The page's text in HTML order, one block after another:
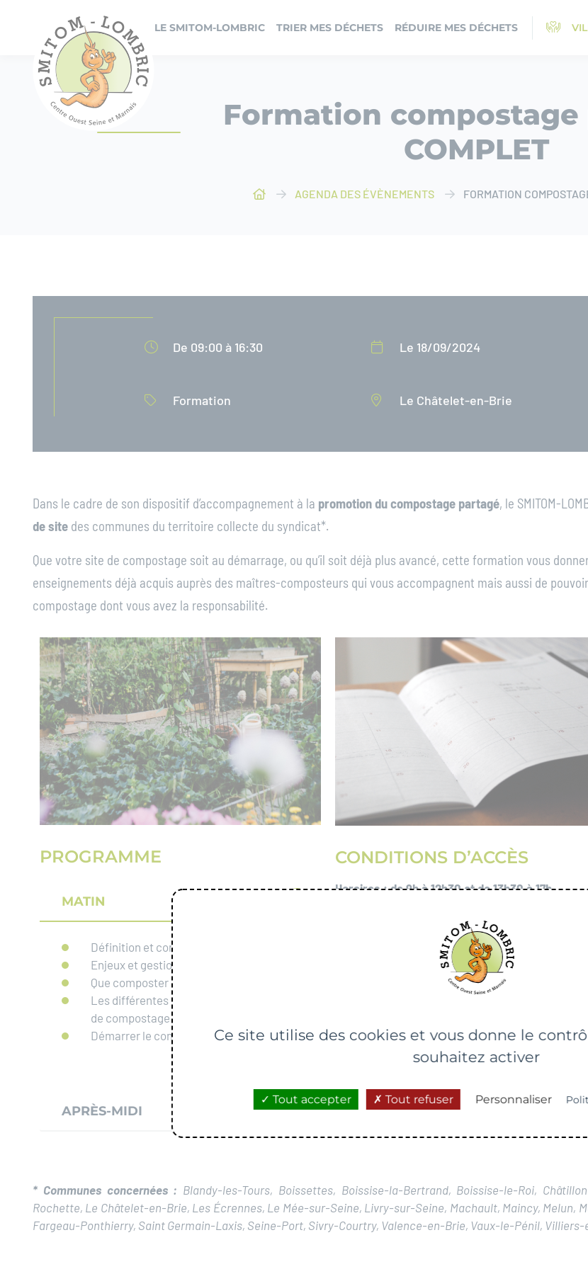
LE SMITOM-LOMBRIC TRIER MES DÉCHETS RÉDUIRE MES DÉCHETS
Formation compostage
COMPLET
AGENDA DES ÉVÈNEMENTS FORMATION
De 09:00 à 16:30
Formation
Le 18/09/2024
Le Châtelet-en-Brie
Dans le cadre de son dispositif d’accompagnement à la promotion du compostage partagé, le SMITOM-
de site des communes du territoire collecte du syndicat*.
Que votre site de compostage soit au démarrage, ou qu’il soit déjà plus avancé, cette formation vous
enseignements déjà acquis auprès des maîtres-composteurs qui vous accompagnent mais aussi de
compostage dont vous avez la responsabilité.
PROGRAMME
MATIN
Définition et contexte
Enjeux et gestion
Que composter
Les différentes méthodes et matériels
de compostage
Démarrer le compostage
APRÈS-MIDI
CONDITIONS D’ACCÈS
Horaires : de 9h à 12h30 et de 13h30 à 17h.
Attention, les places sont limitées à
* Communes concernées : Blandy-les-Tours, Boissettes, Boissise-la-Bertrand, Boissise-le-Roi,
Rochette, Le Châtelet-en-Brie, Les Écrennes, Le Mée-sur-Seine, Livry-sur-Seine, Machault, Maincy, Melun,
Fargeau-Ponthierry, Saint Germain-Laxis, Seine-Port, Sivry-Courtry, Valence-en-Brie, Vaux-le-Pénil, Villiers-
Ce site utilise des cookies et vous donne le
souhaitez activer
Tout accepter Tout refuser Personnaliser